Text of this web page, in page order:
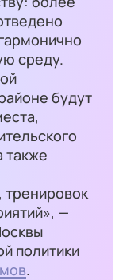
среду.
будут
также
тренировок
—
политики
.